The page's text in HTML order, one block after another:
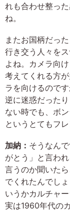
れも合わせ整っ
ね。
またお国柄だっ
行き交う人々を
よね。カメラ向
考えてくれる方
ラを向けるので
逆に迷惑だった
ない時でも、ボ
というとてもフ
加納： そうなん
がとう」と言わ
言うのか聞いた
でくれたんでし
いうかカルチャ
実は1960年代の